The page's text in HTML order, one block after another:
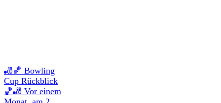
🎳🏀 Bowling
Cup Rückblick
🏀🎳 Vor einem